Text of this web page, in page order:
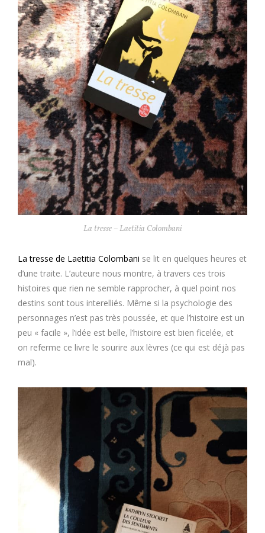
La tresse – Laetitia Colombani
La tresse de Laetitia Colombani se lit en quelques heures et
d’une traite. L’auteure nous montre, à travers ces trois
histoires que rien ne semble rapprocher, à quel point nos
destins sont tous interelliés. Même si la psychologie des
personnages n’est pas très poussée, et que l’histoire est un
peu « facile », l’idée est belle, l’histoire est bien ficelée, et
on referme ce livre le sourire aux lèvres (ce qui est déjà pas
mal).